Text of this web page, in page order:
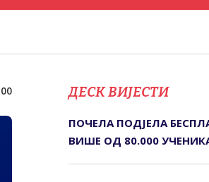
ДЕСК ВИЈЕСТИ
ПОЧЕЛА ПОДЈЕЛА
ВИШЕ ОД 80.000